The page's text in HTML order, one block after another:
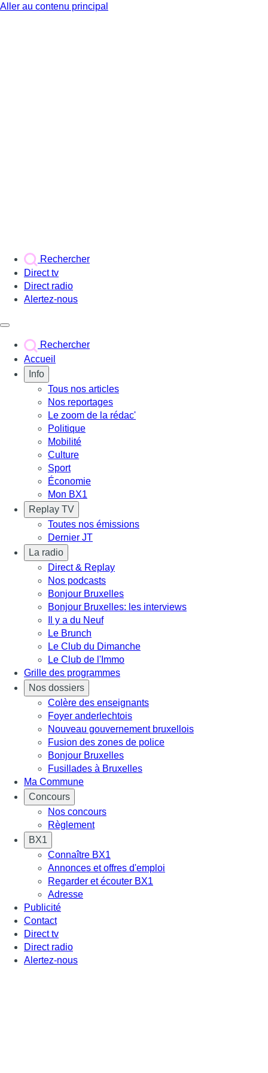
Aller au contenu principal
Rechercher
Direct tv
Direct radio
Alertez-nous
Rechercher
Accueil
Info
Tous nos articles
Nos reportages
Le zoom de la rédac'
Politique
Mobilité
Culture
Sport
Économie
Mon BX1
Replay TV
Toutes nos émissions
Dernier JT
La radio
Direct & Replay
Nos podcasts
Bonjour Bruxelles
Bonjour Bruxelles: les interviews
Il y a du Neuf
Le Brunch
Le Club du Dimanche
Le Club de l'Immo
Grille des programmes
Nos dossiers
Colère des enseignants
Foyer anderlechtois
Nouveau gouvernement bruxellois
Fusion des zones de police
Bonjour Bruxelles
Fusillades à Bruxelles
Ma Commune
Concours
Nos concours
Règlement
BX1
Connaître BX1
Annonces et offres d'emploi
Regarder et écouter BX1
Adresse
Publicité
Contact
Direct tv
Direct radio
Alertez-nous